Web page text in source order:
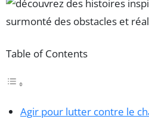
Table of Contents
Agir pour lutter contre le